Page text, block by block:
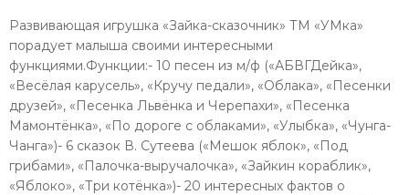
Развивающая игрушка «Зайка-сказочник» ТМ «УМка»
порадует малыша своими интересными
функциями.Функции:- 10 песен из м/ф («АБВГДейка»,
«Весёлая карусель», «Кручу педали», «Облака», «Песенки
друзей», «Песенка Львёнка и Черепахи», «Песенка
Мамонтёнка», «По дороге с облаками», «Улыбка», «Чунга-
Чанга»)- 6 сказок В. Сутеева («Мешок яблок», «Под
грибами», «Палочка-выручалочка», «Зайкин кораблик»,
«Яблоко», «Три котёнка»)- 20 интересных фактов о